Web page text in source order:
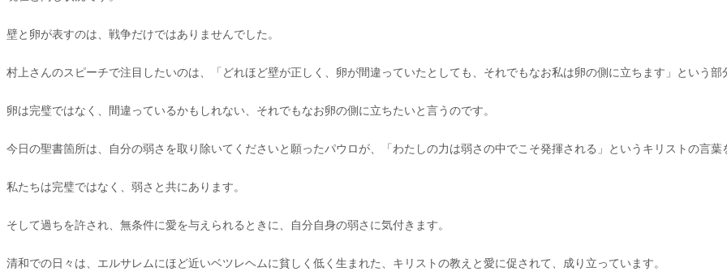
壁と卵が表すのは、戦争だけではありませんでした。
村上さんのスピーチで注目したいのは、「どれほど壁が正しく、卵が間違っていたとしても、それでもなお私は卵の側に立ちます」という部
卵は完璧ではなく、間違っているかもしれない、それでもなお卵の側に立ちたいと言うのです。
今日の聖書箇所は、自分の弱さを取り除いてくださいと願ったパウロが、「わたしの力は弱さの中でこそ発揮される」というキリストの言葉
私たちは完璧ではなく、弱さと共にあります。
そして過ちを許され、無条件に愛を与えられるときに、自分自身の弱さに気付きます。
清和での日々は、エルサレムにほど近いベツレヘムに貧しく低く生まれた、キリストの教えと愛に促されて、成り立っています。